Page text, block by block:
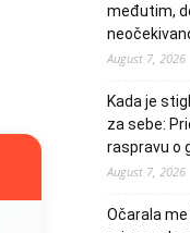
međutim,
August 7, 2026
Kada je
za sebe:
raspravu o
August 7, 2026
Očarala